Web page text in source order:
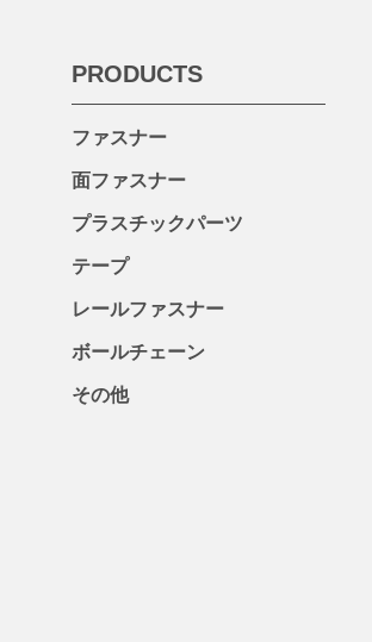
PRODUCTS
ファスナー
面ファスナー
プラスチックパーツ
テープ
レールファスナー
ボールチェーン
その他